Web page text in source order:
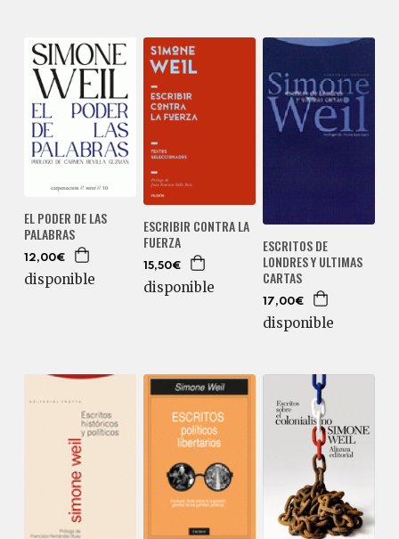
EL PODER DE LAS
PALABRAS
12,00€
disponible
ESCRIBIR CONTRA LA
FUERZA
15,50€
disponible
ESCRITOS DE
LONDRES Y ULTIMAS
CARTAS
17,00€
disponible